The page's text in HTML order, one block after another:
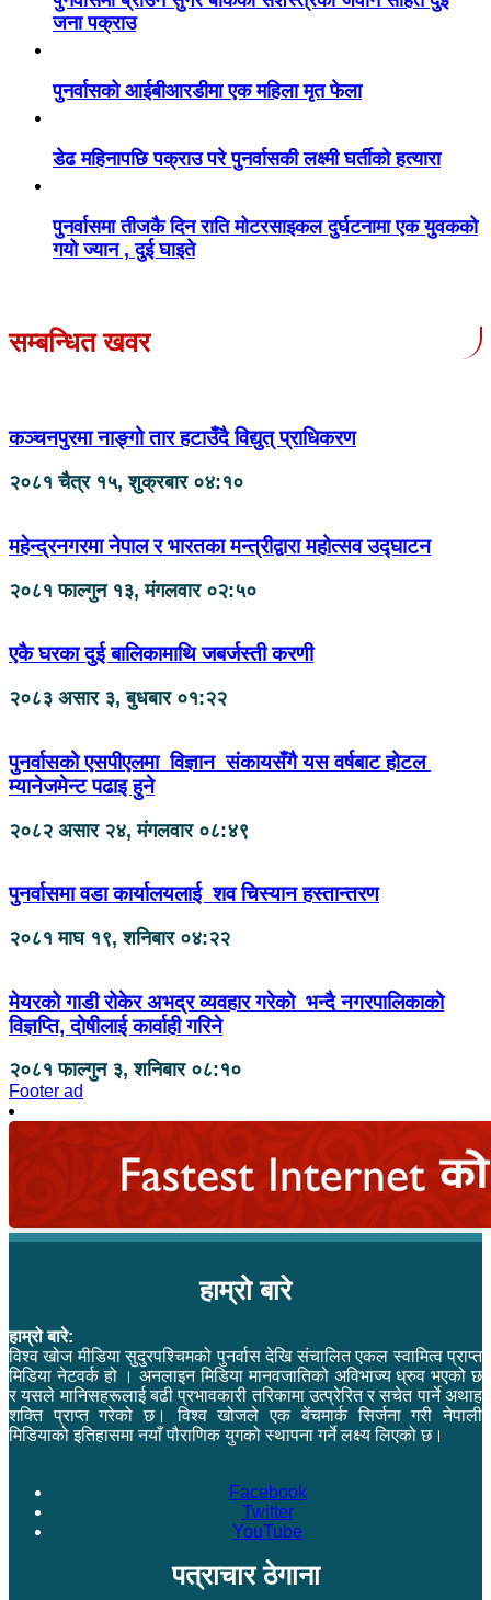
जना पक्राउ
पुनर्वासको आईबीआरडीमा एक महिला मृत फेला
डेढ महिनापछि पक्राउ परे पुनर्वासकी लक्ष्मी घर्तीको हत्यारा
पुनर्वासमा तीजकै दिन राति मोटरसाइकल दुर्घटनामा एक युवकको
गयो ज्यान , दुई घाइते
सम्बन्धित खवर
कञ्चनपुरमा नाङ्गो तार हटाउँदै विद्युत् प्राधिकरण
२०८१ चैत्र १५, शुक्रबार ०४:१०
महेन्द्रनगरमा नेपाल र भारतका मन्त्रीद्वारा महोत्सव उद्घाटन
२०८१ फाल्गुन १३, मंगलवार ०२:५०
एकै घरका दुई बालिकामाथि जबर्जस्ती करणी
२०८३ असार ३, बुधबार ०१:२२
पुनर्वासको एसपीएलमा विज्ञान संकायसँगै यस वर्षबाट होटल
म्यानेजमेन्ट पढाइ हुने
२०८२ असार २४, मंगलवार ०८:४९
पुनर्वासमा वडा कार्यालयलाई शव चिस्यान हस्तान्तरण
२०८१ माघ १९, शनिबार ०४:२२
मेयरको गाडी रोकेर अभद्र व्यवहार गरेको भन्दै नगरपालिकाको
विज्ञप्ति, दोषीलाई कार्वाही गरिने
२०८१ फाल्गुन ३, शनिबार ०८:१०
Footer ad
हाम्रो बारे
हाम्रो बारे:
विश्व खोज मीडिया सुदुरपश्चिमको पुनर्वास देखि संचालित एकल स्वामित्व प्राप्त
मिडिया नेटवर्क हो । अनलाइन मिडिया मानवजातिको अविभाज्य ध्रुव भएको छ
र यसले मानिसहरूलाई बढी प्रभावकारी तरिकामा उत्प्रेरित र सचेत पार्ने अथाह
शक्ति प्राप्त गरेको छ। विश्व खोजले एक बेंचमार्क सिर्जना गरी नेपाली
मिडियाको इतिहासमा नयाँ पौराणिक युगको स्थापना गर्ने लक्ष्य लिएको छ।
Facebook
Twitter
YouTube
पत्राचार ठेगाना